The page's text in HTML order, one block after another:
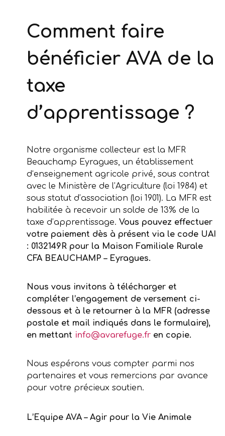
Comment faire
bénéficier AVA de la
taxe
d’apprentissage ?
Notre organisme collecteur est la MFR
Beauchamp Eyragues, un établissement
d‘enseignement agricole privé, sous contrat
avec le Ministère de l’Agriculture (loi 1984) et
sous statut d’association (loi 1901). La MFR est
habilitée à recevoir un solde de 13% de la
taxe d’apprentissage. Vous pouvez effectuer
votre paiement dès à présent via le code UAI
: 0132149R pour la Maison Familiale Rurale
CFA BEAUCHAMP – Eyragues.
Nous vous invitons à télécharger et
compléter l’engagement de versement ci-
dessous et à le retourner à la MFR (adresse
postale et mail indiqués dans le formulaire),
en mettant info@avarefuge.fr en copie.
Nous espérons vous compter parmi nos
partenaires et vous remercions par avance
pour votre précieux soutien.
L’Equipe AVA – Agir pour la Vie Animale